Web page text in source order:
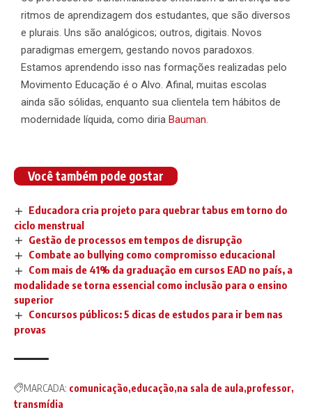
ritmos de aprendizagem dos estudantes, que são diversos
e plurais. Uns são analógicos; outros, digitais. Novos
paradigmas emergem, gestando novos paradoxos.
Estamos aprendendo isso nas formações realizadas pelo
Movimento Educação é o Alvo. Afinal, muitas escolas
ainda são sólidas, enquanto sua clientela tem hábitos de
modernidade líquida, como diria Bauman.
Você também pode gostar
Educadora cria projeto para quebrar tabus em torno do
ciclo menstrual
Gestão de processos em tempos de disrupção
Combate ao bullying como compromisso educacional
Com mais de 41% da graduação em cursos EAD no país, a
modalidade se torna essencial como inclusão para o ensino
superior
Concursos públicos: 5 dicas de estudos para ir bem nas
provas
MARCADA: comunicação educação na sala de aula professor
transmídia